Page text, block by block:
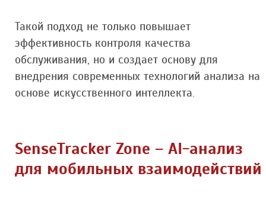
Такой подход не только повышает
эффективность контроля качества
обслуживания, но и создает основу для
внедрения современных технологий анализа на
основе искусственного интеллекта.
SenseTracker Zone – AI-анализ
для мобильных взаимодействий